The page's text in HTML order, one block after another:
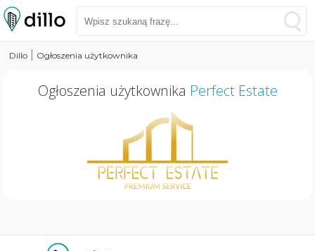
Dillo Ogłoszenia użytkownika
Ogłoszenia użytkownika Perfect Estate